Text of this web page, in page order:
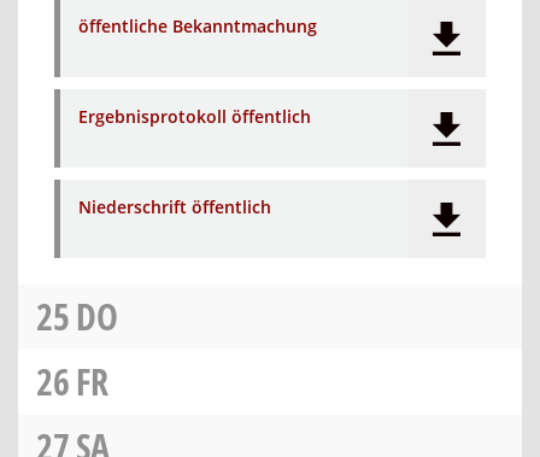
öffentliche Bekanntmachung
Ergebnisprotokoll öffentlich
Niederschrift öffentlich
25DO
26FR
27SA